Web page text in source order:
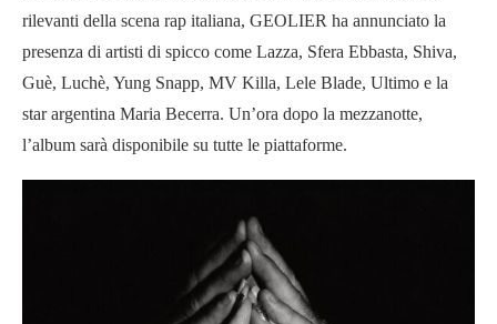
rilevanti della scena rap italiana, GEOLIER ha annunciato la
presenza di artisti di spicco come Lazza, Sfera Ebbasta, Shiva,
Guè, Luchè, Yung Snapp, MV Killa, Lele Blade, Ultimo e la
star argentina Maria Becerra. Un’ora dopo la mezzanotte,
l’album sarà disponibile su tutte le piattaforme.